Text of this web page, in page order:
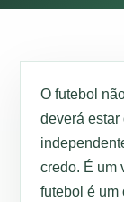
O futebol
deverá
credo. É um
futebol é um